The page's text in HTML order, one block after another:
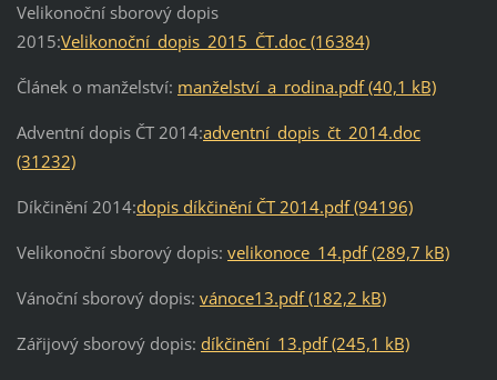
Velikonoční sborový dopis
2015:Velikonoční_dopis_2015_ČT.doc (16384)
Článek o manželství: manželství_a_rodina.pdf (40,1 kB)
Adventní dopis ČT 2014:adventní_dopis_čt_2014.doc
(31232)
Díkčinění 2014:dopis díkčinění ČT 2014.pdf (94196)
Velikonoční sborový dopis: velikonoce_14.pdf (289,7 kB)
Vánoční sborový dopis: vánoce13.pdf (182,2 kB)
Zářijový sborový dopis: díkčinění_13.pdf (245,1 kB)